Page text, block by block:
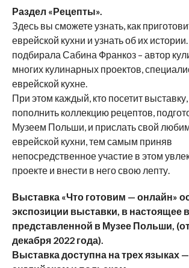
Раздел «Рецепты».
Здесь вы сможете узнать, как
еврейской кухни и узнать об их
подбирала Сабина Франкоз – автор
многих кулинарных проектов,
еврейской кухне.
При этом каждый, кто посетит
пополнить коллекцию рецептов,
Музеем Польши, и прислать свой
еврейской кухни, тем самым приняв
непосредственное участие в этом
проекте и внести в него свою лепту.
Выставка «Что готовим — онлайн»
экспозиции выставки, в настоящее
представленной в Музее Польши,
декабря 2022 года).
Выставка доступна на трех языках